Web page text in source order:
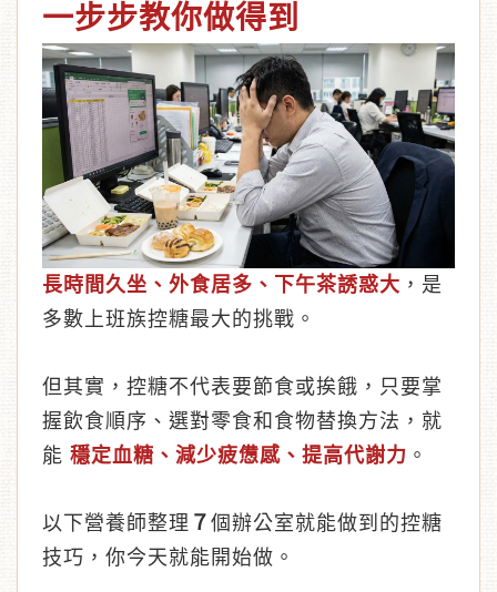
一步步教你做得到
長時間久坐、外食居多、下午茶誘惑大 ，是
多數上班族控糖最大的挑戰。
但其實，控糖不代表要節食或挨餓，只要掌
握飲食順序、選對零食和食物替換方法，就
能穩定血糖、減少疲憊感、提高代謝力 。
以下營養師整理 ７個辦公室就能做到的控糖
技巧，你今天就能開始做。